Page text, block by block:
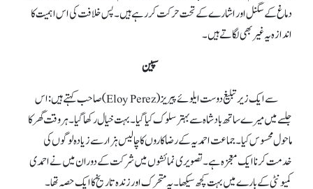
دماغ کے سگنل اور اشارے کے تحت حرکت کر رہے ہیں۔ پس خلافت کی اس اہمیت کا
اندازہ یہ غیر بھی لگاتے ہیں۔
سپین
سے ایک زیر تبلیغ دوست ایلوئے پیریز (Eloy Perez) صاحب کہتے ہیں: اس
جلسےمیں میرے ساتھ بادشاہ سے بہتر سلوک کیا گیا۔ بہت خیال رکھا گیا۔ ہر وقت گھر کا
ماحول محسوس کیا۔ جماعت احمدیہ کے رضا کاروں کا چالیس ہزار سے زیادہ لوگوں کی
خدمت کرنا ایک معجزہ ہے۔ تصویری نمائشوں میں شرکت کے دوران میں نے احمدی
کمیونٹی کے بارے میں بہت کچھ سیکھا۔ یہ متحرک اور زندہ تاریخ کا ایک حصہ تھا۔